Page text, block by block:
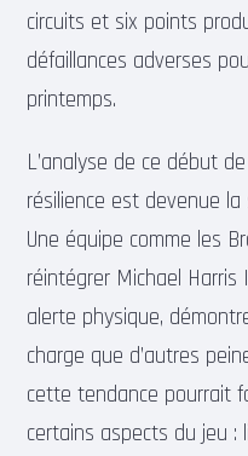
circuits et six points
défaillances adverses
printemps.
L’analyse de ce début
résilience est devenue
Une équipe comme les
réintégrer Michael
alerte physique,
charge que d’autres
cette tendance pourrait
certains aspects du jeu